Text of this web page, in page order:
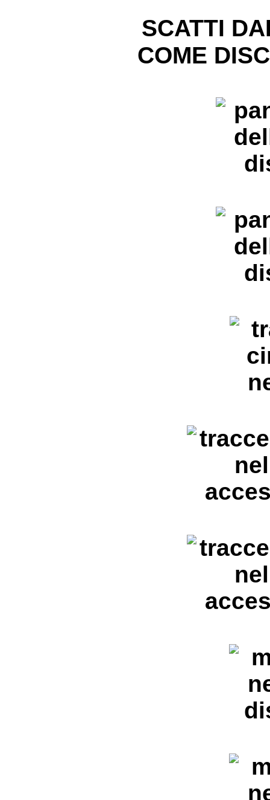
SCATTI
COME